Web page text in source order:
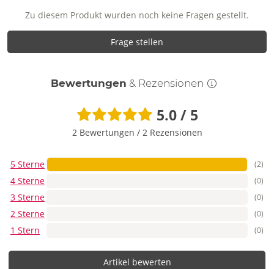
Zu diesem Produkt wurden noch keine Fragen gestellt.
Frage stellen
Bewertungen & Rezensionen
5.0 / 5
2 Bewertungen / 2 Rezensionen
5 Sterne (2)
4 Sterne (0)
3 Sterne (0)
2 Sterne (0)
1 Stern (0)
Artikel bewerten